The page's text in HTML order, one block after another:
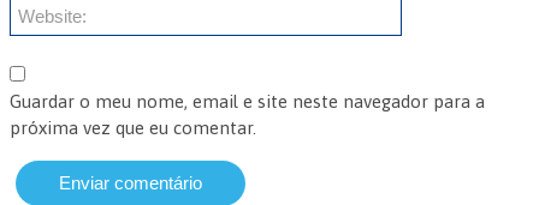
Guardar o meu nome, email e site neste navegador para a
próxima vez que eu comentar.